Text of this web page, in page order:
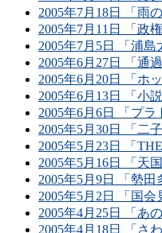
2005年7月18日 「雨
2005年7月11日 「政
2005年7月5日 「浦
2005年6月27日 「通
2005年6月20日 「ホ
2005年6月13日 「小
2005年6月6日 「プ
2005年5月30日 「二
2005年5月23日 「
2005年5月16日 「天
2005年5月9日 「勢
2005年5月2日 「国
2005年4月25日 「あ
2005年4月18日 「さ